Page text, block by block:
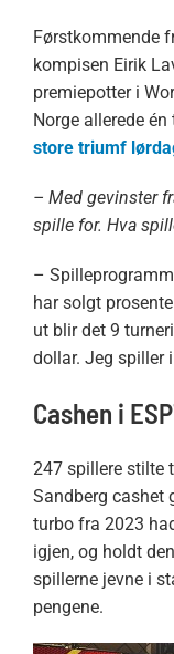
Førstkommende
kompisen Eirik
premiepotter i
Norge allerede
store triumf
– Med gevinster
spille for. Hva
–
har solgt
ut blir det 9
dollar. Jeg spiller
Cashen i
247 spillere stilte
Sandberg cashet
turbo fra 2023
igjen, og holdt
spillerne jevne i
pengene.